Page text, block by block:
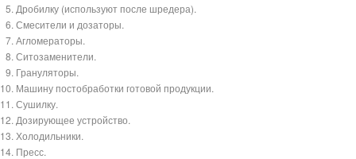
Дробилку (используют после шредера).
Смесители и дозаторы.
Агломераторы.
Ситозаменители.
Грануляторы.
Машину постобработки готовой продукции.
Сушилку.
Дозирующее устройство.
Холодильники.
Пресс.